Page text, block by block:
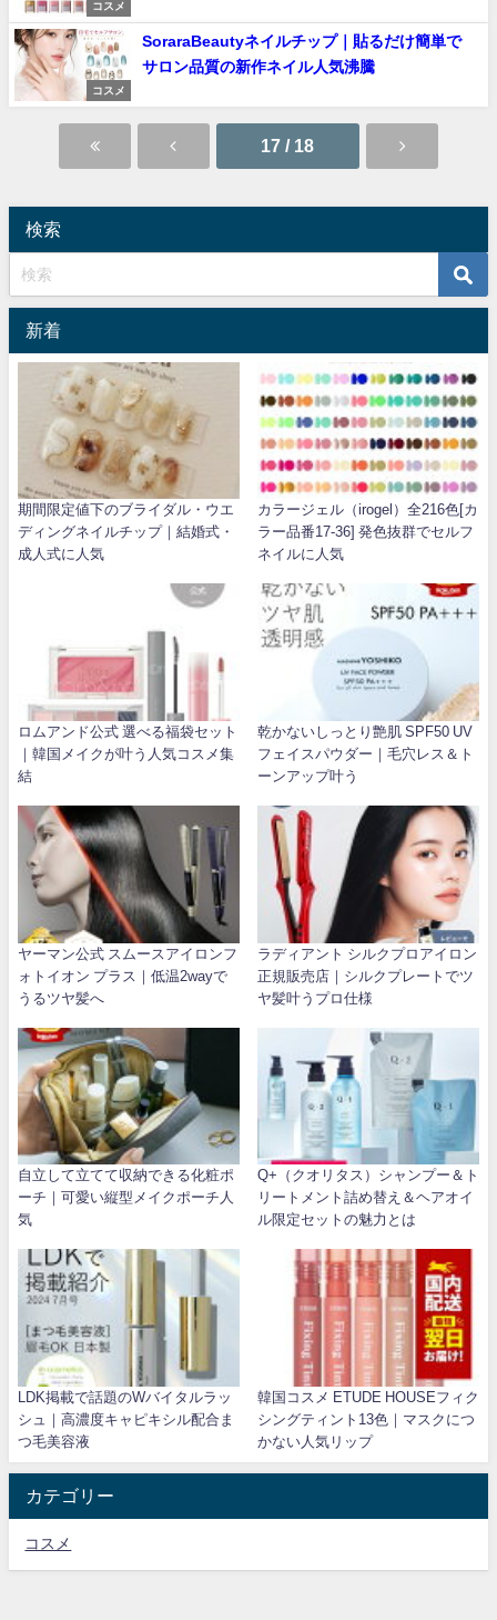
コスメ
コスメ
SoraraBeautyネイルチップ｜貼るだけ簡単で
サロン品質の新作ネイル人気沸騰
17 / 18
検索
新着
期間限定値下のブライダル・ウエ
ディングネイルチップ｜結婚式・
成人式に人気
カラージェル（irogel）全216色[カ
ラー品番17-36] 発色抜群でセルフ
ネイルに人気
ロムアンド公式 選べる福袋セット
｜韓国メイクが叶う人気コスメ集
結
乾かないしっとり艶肌 SPF50 UV
フェイスパウダー｜毛穴レス＆ト
ーンアップ叶う
ヤーマン公式 スムースアイロンフ
ォトイオン プラス｜低温2wayで
うるツヤ髪へ
ラディアント シルクプロアイロン
正規販売店｜シルクプレートでツ
ヤ髪叶うプロ仕様
自立して立てて収納できる化粧ポ
ーチ｜可愛い縦型メイクポーチ人
気
Q+（クオリタス）シャンプー＆ト
リートメント詰め替え＆ヘアオイ
ル限定セットの魅力とは
LDK掲載で話題のWバイタルラッ
シュ｜高濃度キャピキシル配合ま
つ毛美容液
韓国コスメ ETUDE HOUSEフィク
シングティント13色｜マスクにつ
かない人気リップ
カテゴリー
コスメ